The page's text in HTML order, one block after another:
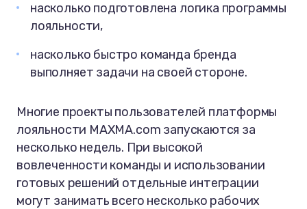
насколько подготовлена логика программы
лояльности,
насколько быстро команда бренда
выполняет задачи на своей стороне.
Многие проекты пользователей платформы
лояльности MAXMA.com запускаются за
несколько недель. При высокой
вовлеченности команды и использовании
готовых решений отдельные интеграции
могут занимать всего несколько рабочих